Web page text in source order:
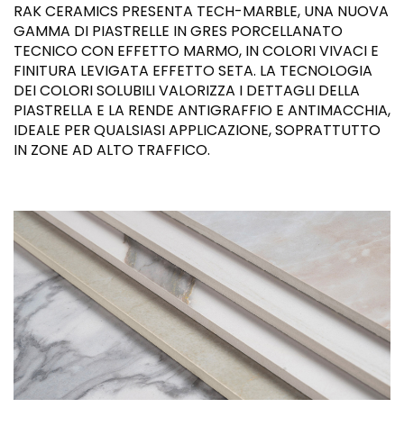
RAK CERAMICS PRESENTA TECH-MARBLE, UNA NUOVA
GAMMA DI PIASTRELLE IN GRES PORCELLANATO
TECNICO CON EFFETTO MARMO, IN COLORI VIVACI E
FINITURA LEVIGATA EFFETTO SETA. LA TECNOLOGIA
DEI COLORI SOLUBILI VALORIZZA I DETTAGLI DELLA
PIASTRELLA E LA RENDE ANTIGRAFFIO E ANTIMACCHIA,
IDEALE PER QUALSIASI APPLICAZIONE, SOPRATTUTTO
IN ZONE AD ALTO TRAFFICO.